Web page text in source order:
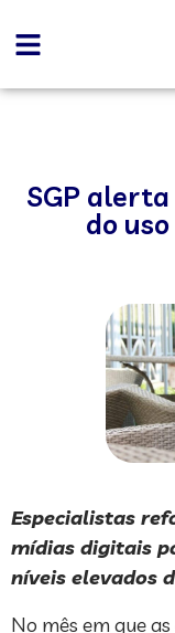
SGP
do
Especialistas
mídias digitais
níveis elevados
No mês em que